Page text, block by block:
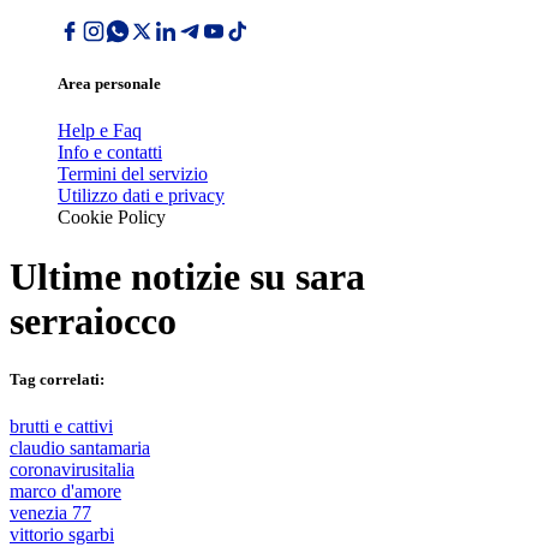
Area personale
Help e Faq
Info e contatti
Termini del servizio
Utilizzo dati e privacy
Cookie Policy
Ultime notizie su sara
serraiocco
Tag correlati:
brutti e cattivi
claudio santamaria
coronavirusitalia
marco d'amore
venezia 77
vittorio sgarbi